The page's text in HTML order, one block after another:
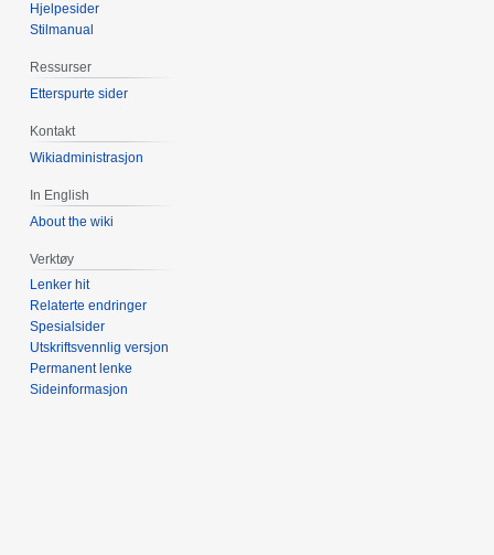
Hjelpesider
Stilmanual
Ressurser
Etterspurte sider
Kontakt
Wikiadministrasjon
In English
About the wiki
Verktøy
Lenker hit
Relaterte endringer
Spesialsider
Utskriftsvennlig versjon
Permanent lenke
Sideinformasjon